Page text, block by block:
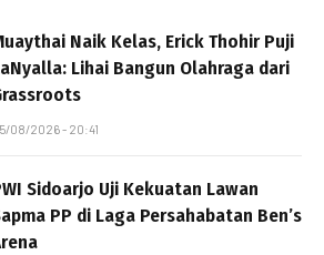
Naik Kelas, Erick Thohir Puji
Lihai Bangun Olahraga dari
08/2026 - 20:41
Sidoarjo Uji Kekuatan Lawan
PP di Laga Persahabatan Ben’s